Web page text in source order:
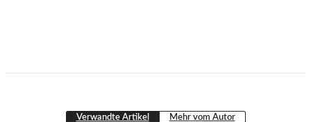
Verwandte Artikel Mehr vom Autor